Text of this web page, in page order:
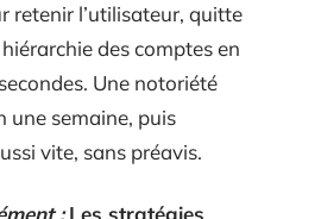
retenir l’utilisateur, quitte
des comptes en
Une notoriété
une semaine, puis
vite, sans préavis.
: Les stratégies